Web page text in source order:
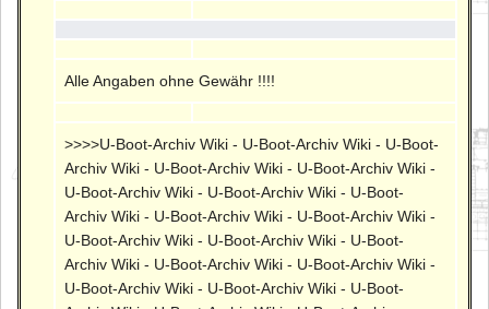
Alle Angaben ohne Gewähr !!!!
>>>>U-Boot-Archiv Wiki - U-Boot-Archiv Wiki - U-Boot-
Archiv Wiki - U-Boot-Archiv Wiki - U-Boot-Archiv Wiki -
U-Boot-Archiv Wiki - U-Boot-Archiv Wiki - U-Boot-
Archiv Wiki - U-Boot-Archiv Wiki - U-Boot-Archiv Wiki -
U-Boot-Archiv Wiki - U-Boot-Archiv Wiki - U-Boot-
Archiv Wiki - U-Boot-Archiv Wiki - U-Boot-Archiv Wiki -
U-Boot-Archiv Wiki - U-Boot-Archiv Wiki - U-Boot-